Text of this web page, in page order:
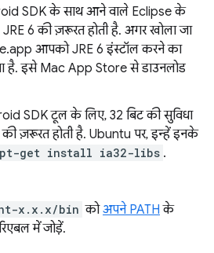
SDK के साथ आने वाले Eclipse के
6 की ज़रूरत होती है. अगर खोला जा
आपको JRE 6 इंस्टॉल करने का
है. इसे Mac App Store से डाउनलोड
SDK टूल के लिए, 32 बिट की सुविधा
की ज़रूरत होती है. Ubuntu पर, इन्हें इनके
get install ia32-libs .
x.x.x/bin कोअपने PATH के
में जोड़ें.